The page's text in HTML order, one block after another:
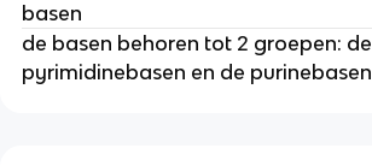
basen
de basen behoren tot 2 groepen: de
pyrimidinebasen en de purinebasen